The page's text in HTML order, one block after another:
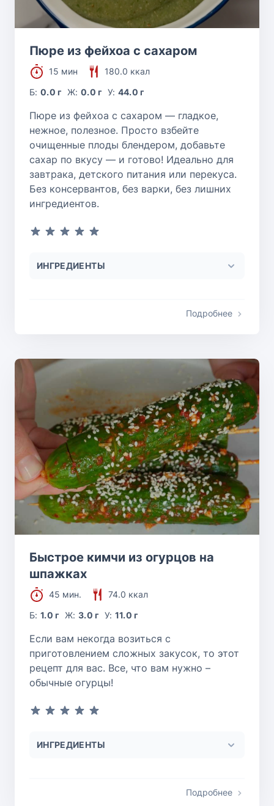
Пюре из фейхоа с сахаром
15 мин
180.0 ккал
Б:0.0 г Ж: 0.0 г У: 44.0 г
Пюре из фейхоа с сахаром — гладкое,
нежное, полезное. Просто взбейте
очищенные плоды блендером, добавьте
сахар по вкусу — и готово! Идеально для
завтрака, детского питания или перекуса.
Без консервантов, без варки, без лишних
ингредиентов.
ИНГРЕДИЕНТЫ
Подробнее
Быстрое кимчи из огурцов на
шпажках
45 мин.
74.0 ккал
Б:1.0 г Ж: 3.0 г У: 11.0 г
Если вам некогда возиться с
приготовлением сложных закусок, то этот
рецепт для вас. Все, что вам нужно –
обычные огурцы!
ИНГРЕДИЕНТЫ
Подробнее